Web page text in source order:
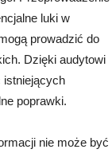
luki w
prowadzić do
Dzięki audytowi
istniejących
poprawki.
nie może być